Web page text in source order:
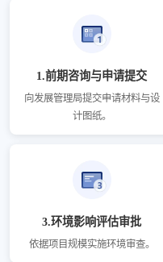
1.前期咨询与申请提交
向发展管理局提交申请材料与设
计图纸。
3.环境影响评估审批
依据项目规模实施环境审查。